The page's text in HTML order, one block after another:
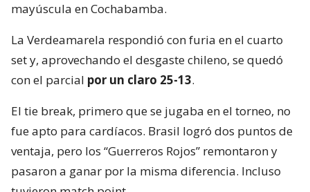
mayúscula en Cochabamba.
La Verdeamarela respondió con furia en el cuarto
set y, aprovechando el desgaste chileno, se quedó
con el parcial por un claro 25-13.
El tie break, primero que se jugaba en el torneo, no
fue apto para cardíacos. Brasil logró dos puntos de
ventaja, pero los “Guerreros Rojos” remontaron y
pasaron a ganar por la misma diferencia. Incluso